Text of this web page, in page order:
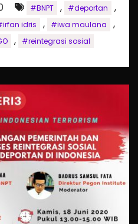
#BNPT , #deportan ,
idris , #iwa maulana ,
, #reintegrasi sosial